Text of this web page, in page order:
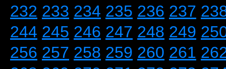
232 233 234 235 236 237
244 245 246 247 248 249
256 257 258 259 260 261